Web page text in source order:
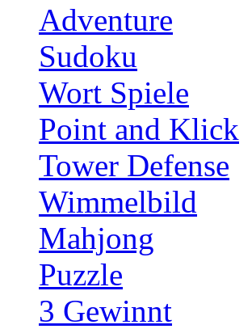
Adventure
Sudoku
Wort Spiele
Point and Klick
Tower Defense
Wimmelbild
Mahjong
Puzzle
3 Gewinnt